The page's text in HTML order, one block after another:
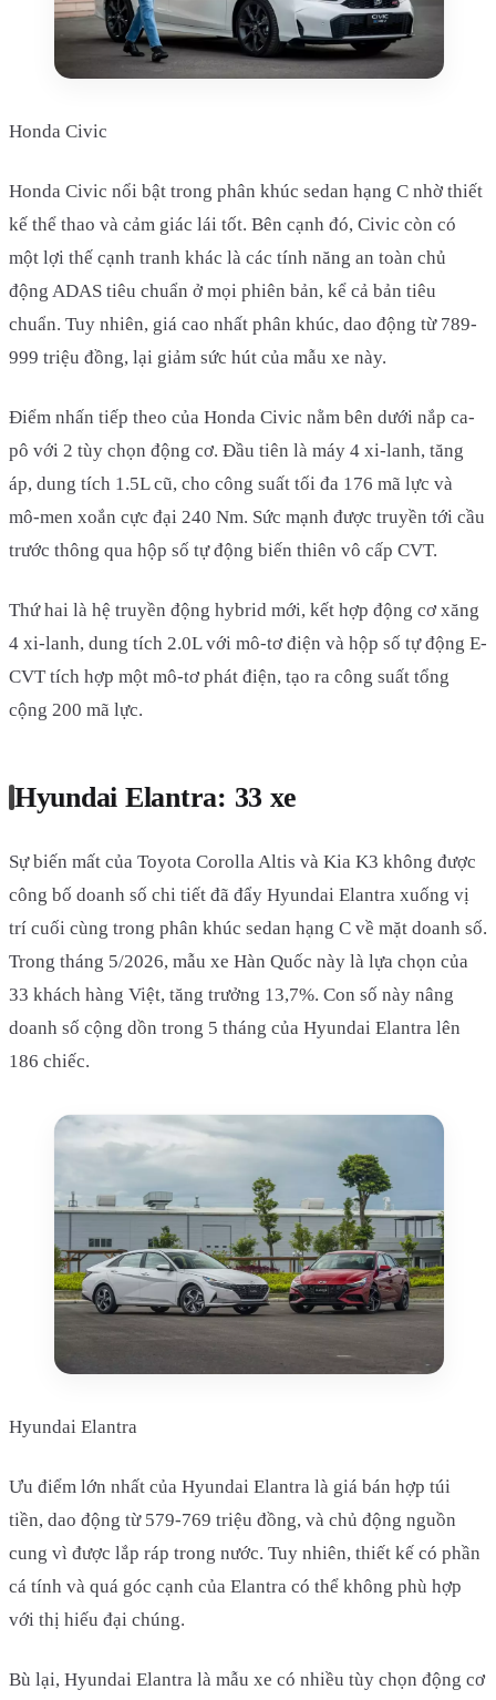
Honda Civic
Honda Civic nổi bật trong phân khúc sedan hạng C nhờ thiết
kế thể thao và cảm giác lái tốt. Bên cạnh đó, Civic còn có
một lợi thế cạnh tranh khác là các tính năng an toàn chủ
động ADAS tiêu chuẩn ở mọi phiên bản, kể cả bản tiêu
chuẩn. Tuy nhiên, giá cao nhất phân khúc, dao động từ 789-
999 triệu đồng, lại giảm sức hút của mẫu xe này.
Điểm nhấn tiếp theo của Honda Civic nằm bên dưới nắp ca-
pô với 2 tùy chọn động cơ. Đầu tiên là máy 4 xi-lanh, tăng
áp, dung tích 1.5L cũ, cho công suất tối đa 176 mã lực và
mô-men xoắn cực đại 240 Nm. Sức mạnh được truyền tới cầu
trước thông qua hộp số tự động biến thiên vô cấp CVT.
Thứ hai là hệ truyền động hybrid mới, kết hợp động cơ xăng
4 xi-lanh, dung tích 2.0L với mô-tơ điện và hộp số tự động E-
CVT tích hợp một mô-tơ phát điện, tạo ra công suất tổng
cộng 200 mã lực.
Hyundai Elantra: 33 xe
Sự biến mất của Toyota Corolla Altis và Kia K3 không được
công bố doanh số chi tiết đã đẩy Hyundai Elantra xuống vị
trí cuối cùng trong phân khúc sedan hạng C về mặt doanh số.
Trong tháng 5/2026, mẫu xe Hàn Quốc này là lựa chọn của
33 khách hàng Việt, tăng trưởng 13,7%. Con số này nâng
doanh số cộng dồn trong 5 tháng của Hyundai Elantra lên
186 chiếc.
Hyundai Elantra
Ưu điểm lớn nhất của Hyundai Elantra là giá bán hợp túi
tiền, dao động từ 579-769 triệu đồng, và chủ động nguồn
cung vì được lắp ráp trong nước. Tuy nhiên, thiết kế có phần
cá tính và quá góc cạnh của Elantra có thể không phù hợp
với thị hiếu đại chúng.
Bù lại, Hyundai Elantra là mẫu xe có nhiều tùy chọn động cơ